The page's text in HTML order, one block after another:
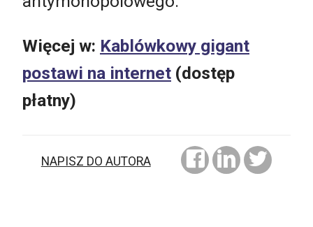
Więcej w: Kablówkowy gigant
postawi na internet (dostęp
płatny)
NAPISZ DO AUTORA